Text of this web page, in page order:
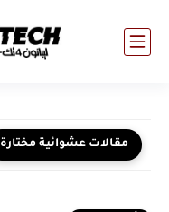
مقالات عشوائية مختارة